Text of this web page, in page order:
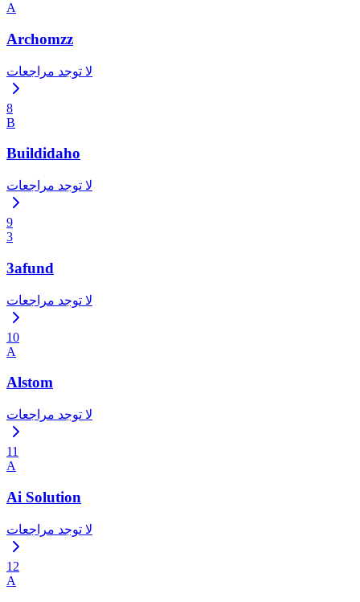
A
Archomzz
لا توجد مراجعات
8
B
Buildidaho
لا توجد مراجعات
9
3
3afund
لا توجد مراجعات
10
A
Alstom
لا توجد مراجعات
11
A
Ai Solution
لا توجد مراجعات
12
A